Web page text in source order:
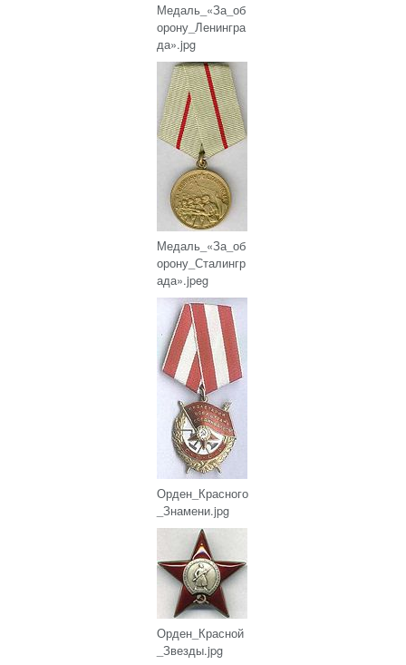
Медаль_«За_об
орону_Ленингра
да».jpg
Медаль_«За_об
орону_Сталингр
ада».jpeg
Орден_Красного
_Знамени.jpg
Орден_Красной
_Звезды.jpg